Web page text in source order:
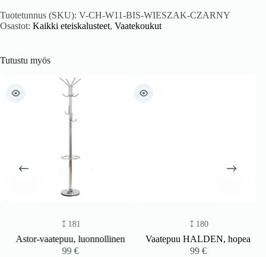
Tuotetunnus (SKU): V-CH-W11-BIS-WIESZAK-CZARNY
Osastot: Kaikki eteiskalusteet, Vaatekoukut
Tutustu myös
181
Astor-vaatepuu, luonnollinen
99€
180
Vaatepuu HALDEN, hopea
99€